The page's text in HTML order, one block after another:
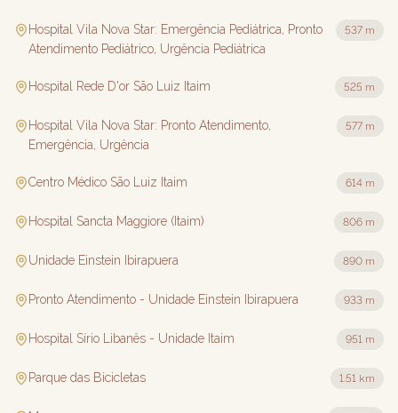
Hospital Vila Nova Star: Emergência Pediátrica, Pronto
Atendimento Pediátrico, Urgência Pediátrica
537 m
Hospital Rede D'or São Luiz Itaim 525 m
Hospital Vila Nova Star: Pronto Atendimento,
Emergência, Urgência
577 m
Centro Médico São Luiz Itaim 614 m
Hospital Sancta Maggiore (Itaim) 806 m
Unidade Einstein Ibirapuera 890 m
Pronto Atendimento - Unidade Einstein Ibirapuera 933 m
Hospital Sírio Libanês - Unidade Itaim 951 m
Parque das Bicicletas 1.51 km